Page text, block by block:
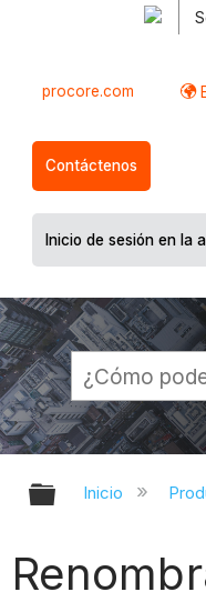
procore.com
Contáctenos
Inicio de sesión en la
Expandir/
Inicio